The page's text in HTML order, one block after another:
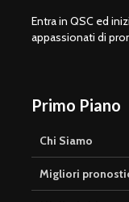
Entra in QSC ed
appassionati di
Primo Piano
Chi Siamo
Migliori